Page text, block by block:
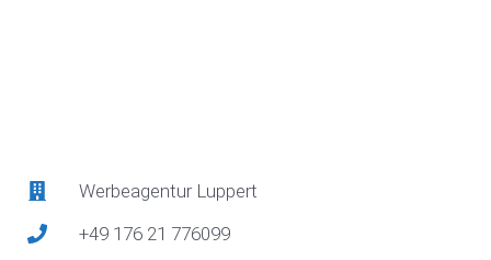
Werbeagentur Luppert
+49 176 21 776099